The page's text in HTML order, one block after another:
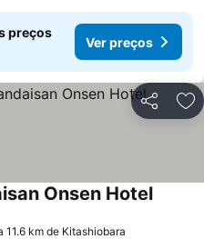
preços
Ver preços
Partilhar
Onsen Hotel
11.6 km de Kitashiobara